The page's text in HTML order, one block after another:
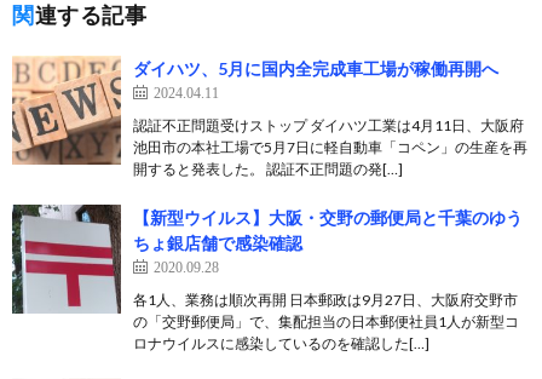
関連する記事
ダイハツ、5月に国内全完成車工場が稼働再開へ
2024.04.11
認証不正問題受けストップ ダイハツ工業は4月11日、大阪府
池田市の本社工場で5月7日に軽自動車「コペン」の生産を再
開すると発表した。 認証不正問題の発[…]
【新型ウイルス】大阪・交野の郵便局と千葉のゆう
ちょ銀店舗で感染確認
2020.09.28
各1人、業務は順次再開 日本郵政は9月27日、大阪府交野市
の「交野郵便局」で、集配担当の日本郵便社員1人が新型コ
ロナウイルスに感染しているのを確認した[…]